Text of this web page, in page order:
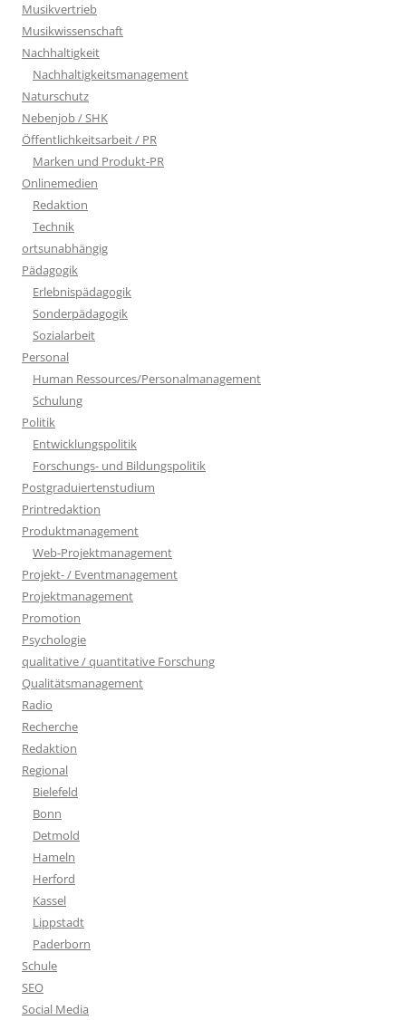
Musikvertrieb
Musikwissenschaft
Nachhaltigkeit
Nachhaltigkeitsmanagement
Naturschutz
Nebenjob / SHK
Öffentlichkeitsarbeit / PR
Marken und Produkt-PR
Onlinemedien
Redaktion
Technik
ortsunabhängig
Pädagogik
Erlebnispädagogik
Sonderpädagogik
Sozialarbeit
Personal
Human Ressources/Personalmanagement
Schulung
Politik
Entwicklungspolitik
Forschungs- und Bildungspolitik
Postgraduiertenstudium
Printredaktion
Produktmanagement
Web-Projektmanagement
Projekt- / Eventmanagement
Projektmanagement
Promotion
Psychologie
qualitative / quantitative Forschung
Qualitätsmanagement
Radio
Recherche
Redaktion
Regional
Bielefeld
Bonn
Detmold
Hameln
Herford
Kassel
Lippstadt
Paderborn
Schule
SEO
Social Media